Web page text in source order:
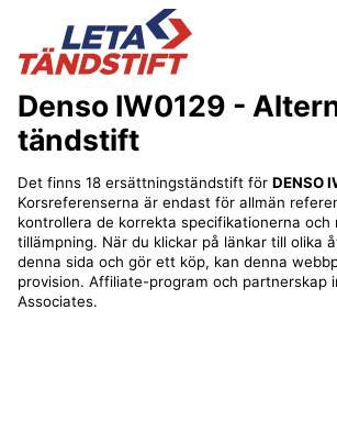
Denso IW0129 -
tändstift
Det finns 18 ersättningständstift för DENSO
Korsreferenserna är endast för allmän
kontrollera de korrekta specifikationerna och
tillämpning. När du klickar på länkar till olika
denna sida och gör ett köp, kan denna
provision. Affiliate-program och partnerskap
Associates.